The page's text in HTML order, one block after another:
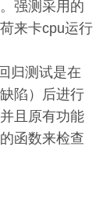
强测采用的
来卡cpu运行
归测试是在
陷）后进行
且原有功能
函数来检查